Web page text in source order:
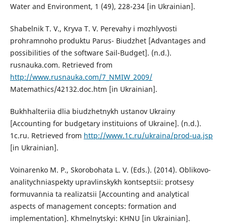
Water and Environment, 1 (49), 228-234 [in Ukrainian].
Shabelnik T. V., Kryva T. V. Perevahy i mozhlyvosti
prohramnoho produktu Parus- Biudzhet [Advantages and
possibilities of the software Sail-Budget]. (n.d.).
rusnauka.com. Retrieved from
http://www.rusnauka.com/7_NMIW_2009/
Matemathics/42132.doc.htm [in Ukrainian].
Bukhhalteriia dlia biudzhetnykh ustanov Ukrainy
[Accounting for budgetary instituions of Ukraine]. (n.d.).
1c.ru. Retrieved from http://www.1c.ru/ukraina/prod-ua.jsp
[in Ukrainian].
Voinarenko M. P., Skorobohata L. V. (Eds.). (2014). Oblikovo-
analitychniaspekty upravlinskykh kontseptsii: protsesy
formuvannia ta realizatsii [Accounting and analytical
aspects of management concepts: formation and
implementation]. Khmelnytskyi: KHNU [in Ukrainian].